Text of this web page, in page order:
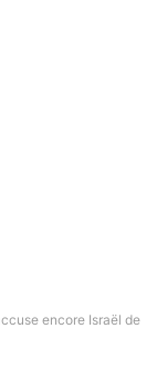
encore Israël de